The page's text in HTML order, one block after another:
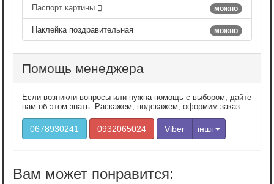
можно
Паспорт картины
можно
Наклейка поздравительная
Помощь менеджера
Если возникли вопросы или нужна помощь с выбором, дайте
нам об этом знать. Раскажем, подскажем, оформим заказ...
0678930241 0932065024 Viber інші